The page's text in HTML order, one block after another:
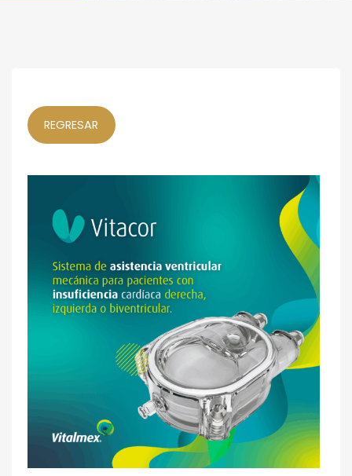
REGRESAR